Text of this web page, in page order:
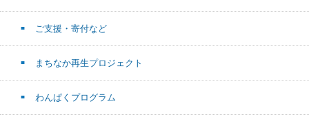
ご支援・寄付など
まちなか再生プロジェクト
わんぱくプログラム